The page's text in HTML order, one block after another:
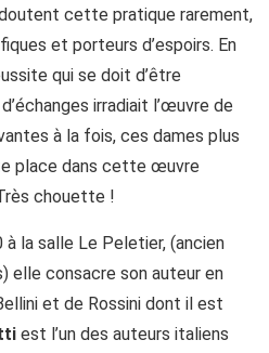
cette pratique rarement,
et porteurs d’espoirs. En
qui se doit d’être
irradiait l’œuvre de
à la fois, ces dames plus
place dans cette œuvre
chouette !
la salle Le Peletier, (ancien
elle consacre son auteur en
et de Rossini dont il est
est l’un des auteurs italiens